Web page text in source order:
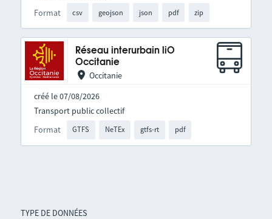
TYPE DE DONNÉES
Format csv geojson json pdf zip
Réseau interurbain liO
Occitanie
Occitanie
créé le 07/08/2026
Format GTFS NeTEx gtfs-rt pdf
Transport public collectif